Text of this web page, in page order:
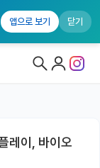
앱으로 보기 닫기
레이, 바이오